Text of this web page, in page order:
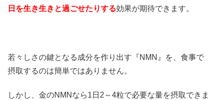
日を生き生きと過ごせたりする効果が期待できます。
若々しさの鍵となる成分を作り出す『NMN』を、食事で
摂取するのは簡単ではありません。
しかし、金のNMNなら1日2～4粒で必要な量を摂取できま